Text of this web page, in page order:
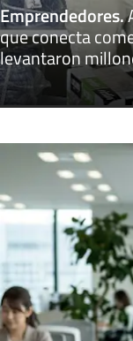
Emprendedores.
que conecta
levantaron